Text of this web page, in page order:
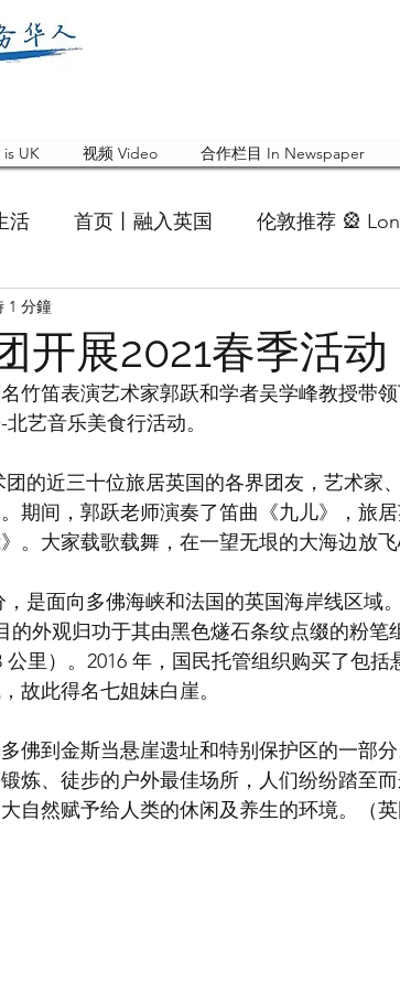
UK 视频 Video 合作栏目 In Newspaper
活 首页丨融入英国 伦敦推荐 🎡
指南 Cola
华人人物 Chinese 华人社区
中国校友会
开展2021春季活动
1 分鐘
竹笛表演艺术家郭跃和学者吴学峰教授带
艺音乐美食行活动。
期间，郭跃老师演奏了笛曲《九儿》，旅
。大家载歌载舞，在一望无垠的大海边放
的外观归功于其由黑色燧石条纹点缀的粉笔
里）。2016 年，国民托管组织购买了包括
故此得名七姐妹白崖。
佛到金斯当悬崖遗址和特别保护区的一部
炼、徒步的户外最佳场所，人们纷纷踏至
自然赋予给人类的休闲及养生的环境。（